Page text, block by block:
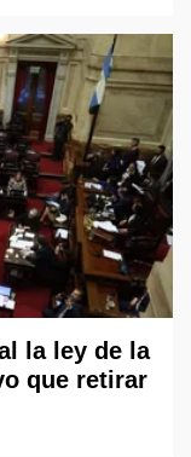
la ley de la
que retirar